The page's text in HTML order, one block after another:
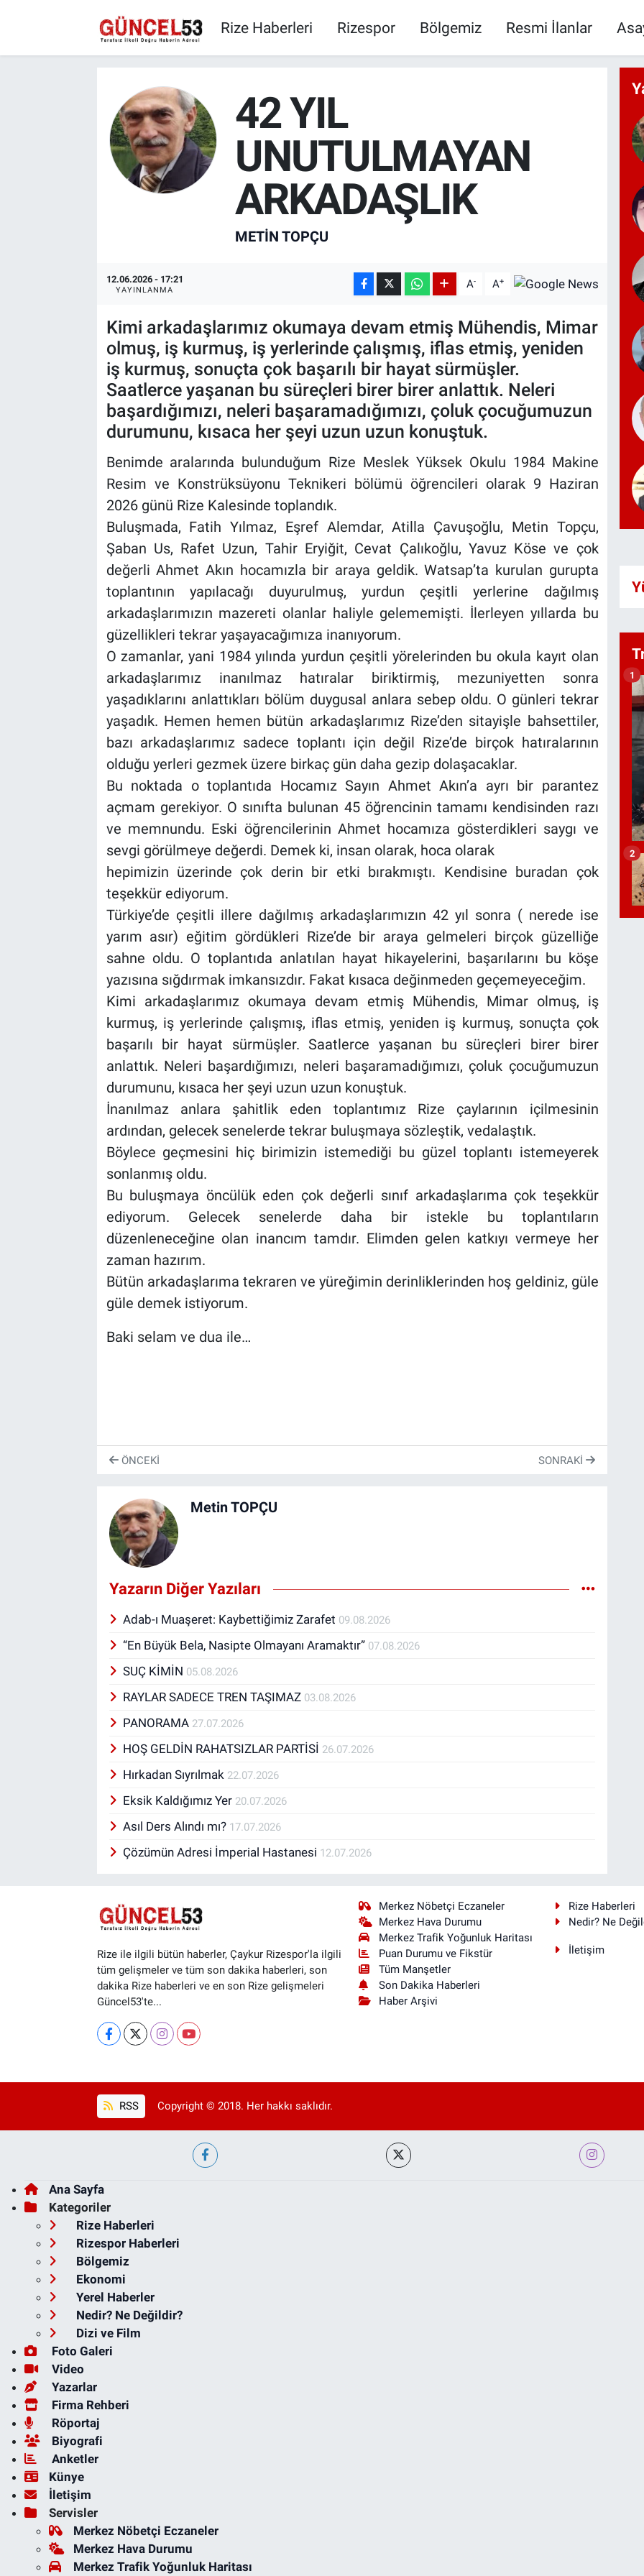
Rize Haberleri Rizespor Bölgemiz Resmi İlanlar
42 YIL
UNUTULMAYAN
ARKADAŞLIK
METIN TOPÇU
12.06.2026 - 17:21
YAYINLANMA A- A+
Kimi arkadaşlarımız okumaya devam etmiş Mühendis, Mimar
olmuş, iş kurmuş, iş yerlerinde çalışmış, iflas etmiş, yeniden
iş kurmuş, sonuçta çok başarılı bir hayat sürmüşler.
Saatlerce yaşanan bu süreçleri birer birer anlattık. Neleri
başardığımızı, neleri başaramadığımızı, çoluk çocuğumuzun
durumunu, kısaca her şeyi uzun uzun konuştuk.
Benimde aralarında bulunduğum Rize Meslek Yüksek Okulu 1984 Makine
Resim ve Konstrüksüyonu Teknikeri bölümü öğrencileri olarak 9 Haziran
2026 günü Rize Kalesinde toplandık.
Buluşmada, Fatih Yılmaz, Eşref Alemdar, Atilla Çavuşoğlu, Metin Topçu,
Şaban Us, Rafet Uzun, Tahir Eryiğit, Cevat Çalıkoğlu, Yavuz Köse ve çok
değerli Ahmet Akın hocamızla bir araya geldik. Watsap’ta kurulan gurupta
toplantının yapılacağı duyurulmuş, yurdun çeşitli yerlerine dağılmış
arkadaşlarımızın mazereti olanlar haliyle gelememişti. İlerleyen yıllarda bu
güzellikleri tekrar yaşayacağımıza inanıyorum.
O zamanlar, yani 1984 yılında yurdun çeşitli yörelerinden bu okula kayıt olan
arkadaşlarımız inanılmaz hatıralar biriktirmiş, mezuniyetten sonra
yaşadıklarını anlattıkları bölüm duygusal anlara sebep oldu. O günleri tekrar
yaşadık. Hemen hemen bütün arkadaşlarımız Rize’den sitayişle bahsettiler,
bazı arkadaşlarımız sadece toplantı için değil Rize’de birçok hatıralarının
olduğu yerleri gezmek üzere birkaç gün daha gezip dolaşacaklar.
Bu noktada o toplantıda Hocamız Sayın Ahmet Akın’a ayrı bir parantez
açmam gerekiyor. O sınıfta bulunan 45 öğrencinin tamamı kendisinden razı
ve memnundu. Eski öğrencilerinin Ahmet hocamıza gösterdikleri saygı ve
sevgi görülmeye değerdi. Demek ki, insan olarak, hoca olarak
hepimizin üzerinde çok derin bir etki bırakmıştı. Kendisine buradan çok
teşekkür ediyorum.
Türkiye’de çeşitli illere dağılmış arkadaşlarımızın 42 yıl sonra ( nerede ise
yarım asır) eğitim gördükleri Rize’de bir araya gelmeleri birçok güzelliğe
sahne oldu. O toplantıda anlatılan hayat hikayelerini, başarılarını bu köşe
yazısına sığdırmak imkansızdır. Fakat kısaca değinmeden geçemeyeceğim.
Kimi arkadaşlarımız okumaya devam etmiş Mühendis, Mimar olmuş, iş
kurmuş, iş yerlerinde çalışmış, iflas etmiş, yeniden iş kurmuş, sonuçta çok
başarılı bir hayat sürmüşler. Saatlerce yaşanan bu süreçleri birer birer
anlattık. Neleri başardığımızı, neleri başaramadığımızı, çoluk çocuğumuzun
durumunu, kısaca her şeyi uzun uzun konuştuk.
İnanılmaz anlara şahitlik eden toplantımız Rize çaylarının içilmesinin
ardından, gelecek senelerde tekrar buluşmaya sözleştik, vedalaştık.
Böylece geçmesini hiç birimizin istemediği bu güzel toplantı istemeyerek
sonlanmış oldu.
Bu buluşmaya öncülük eden çok değerli sınıf arkadaşlarıma çok teşekkür
ediyorum. Gelecek senelerde daha bir istekle bu toplantıların
düzenleneceğine olan inancım tamdır. Elimden gelen katkıyı vermeye her
zaman hazırım.
Bütün arkadaşlarıma tekraren ve yüreğimin derinliklerinden hoş geldiniz, güle
güle demek istiyorum.
Baki selam ve dua ile…
ÖNCEKI SONRAKI
Metin TOPÇU
Yazarın Diğer Yazıları
Adab-ı Muaşeret: Kaybettiğimiz Zarafet 09.08.2026
“En Büyük Bela, Nasipte Olmayanı Aramaktır” 07.08.2026
SUÇ KİMİN 05.08.2026
RAYLAR SADECE TREN TAŞIMAZ 03.08.2026
PANORAMA 27.07.2026
HOŞ GELDİN RAHATSIZLAR PARTİSİ 26.07.2026
Hırkadan Sıyrılmak 22.07.2026
Eksik Kaldığımız Yer 20.07.2026
Asıl Ders Alındı mı? 17.07.2026
Çözümün Adresi İmperial Hastanesi 12.07.2026
1
2
Rize ile ilgili bütün haberler, Çaykur Rizespor'la ilgili
tüm gelişmeler ve tüm son dakika haberleri, son
dakika Rize haberleri ve en son Rize gelişmeleri
Güncel53'te...
Merkez Nöbetçi Eczaneler
Merkez Hava Durumu
Merkez Trafik Yoğunluk Haritası
Puan Durumu ve Fikstür
Tüm Manşetler
Son Dakika Haberleri
Haber Arşivi
Rize Haberleri
Nedir? Ne
İletişim
RSS Copyright © 2018. Her hakkı saklıdır.
Ana Sayfa
Kategoriler
Rize Haberleri
Rizespor Haberleri
Bölgemiz
Ekonomi
Yerel Haberler
Nedir? Ne Değildir?
Dizi ve Film
Foto Galeri
Video
Yazarlar
Firma Rehberi
Röportaj
Biyografi
Anketler
Künye
İletişim
Servisler
Merkez Nöbetçi Eczaneler
Merkez Hava Durumu
Merkez Trafik Yoğunluk Haritası